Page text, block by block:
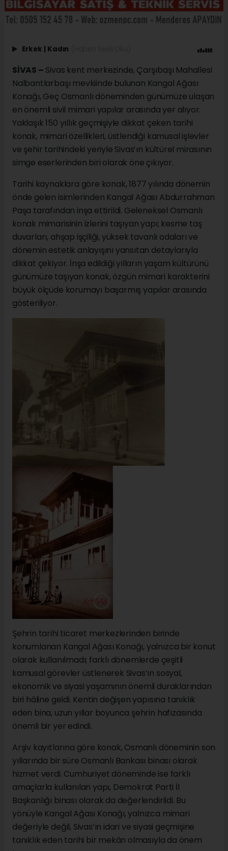
Erkek | Kadın
SİVAS – Sivas kent merkezinde, Çarşıbaşı Mahallesi
Nalbantlarbaşı mevkiinde bulunan Kangal Ağası
Konağı, Geç Osmanlı döneminden günümüze ulaşan
en önemli sivil mimari yapılar arasında yer alıyor.
Yaklaşık 150 yıllık geçmişiyle dikkat çeken tarihi
konak, mimari özellikleri, üstlendiği kamusal işlevler
ve şehir tarihindeki yeriyle Sivas’ın kültürel mirasının
simge eserlerinden biri olarak öne çıkıyor.
Tarihi kaynaklara göre konak, 1877 yılında dönemin
önde gelen isimlerinden Kangal Ağası Abdurrahman
Paşa tarafından inşa ettirildi. Geleneksel Osmanlı
konak mimarisinin izlerini taşıyan yapı; kesme taş
duvarları, ahşap işçiliği, yüksek tavanlı odaları ve
dönemin estetik anlayışını yansıtan detaylarıyla
dikkat çekiyor. İnşa edildiği yılların yaşam kültürünü
günümüze taşıyan konak, özgün mimari karakterini
büyük ölçüde korumayı başarmış yapılar arasında
gösteriliyor.
Şehrin tarihi ticaret merkezlerinden birinde
konumlanan Kangal Ağası Konağı, yalnızca bir konut
olarak kullanılmadı; farklı dönemlerde çeşitli
kamusal görevler üstlenerek Sivas’ın sosyal,
ekonomik ve siyasi yaşamının önemli duraklarından
biri hâline geldi. Kentin değişen yapısına tanıklık
eden bina, uzun yıllar boyunca şehrin hafızasında
önemli bir yer edindi.
Arşiv kayıtlarına göre konak, Osmanlı döneminin son
yıllarında bir süre Osmanlı Bankası binası olarak
hizmet verdi. Cumhuriyet döneminde ise farklı
amaçlarla kullanılan yapı, Demokrat Parti İl
Başkanlığı binası olarak da değerlendirildi. Bu
yönüyle Kangal Ağası Konağı, yalnızca mimari
değeriyle değil, Sivas’ın idari ve siyasi geçmişine
tanıklık eden tarihi bir mekân olmasıyla da önem